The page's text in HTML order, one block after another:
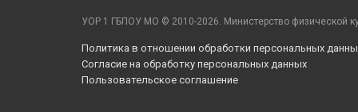
УОР 1 ГБПОУ МО © 2010-2026. Министерство физической
Политика в отношении обработки персональных
Согласие на обработку персональных данных
Пользовательское соглашение